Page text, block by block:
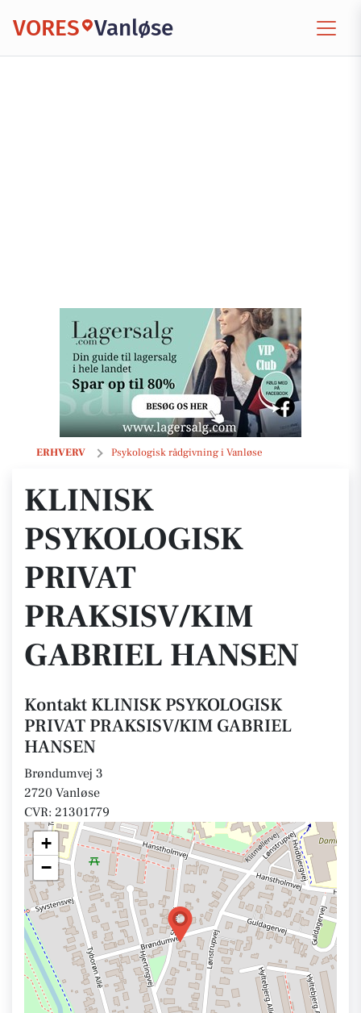
VORES Vanløse
ERHVERV Psykologisk rådgivning i Vanløse
KLINISK PSYKOLOGISK PRIVAT PRAKSISV/KIM GABRIEL HANSEN
KLINISK
PSYKOLOGISK
PRIVAT
PRAKSISV/KIM
GABRIEL HANSEN
Kontakt KLINISK PSYKOLOGISK
PRIVAT PRAKSISV/KIM GABRIEL
HANSEN
Brøndumvej 3
2720 Vanløse
CVR: 21301779
+
−